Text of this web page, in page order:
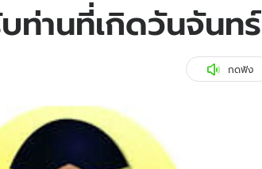
หวยไทย
วัยรุ่น
รถยนต์
Tasteful Thailand
ท่านที่เกิดวันจันทร์
กดฟัง